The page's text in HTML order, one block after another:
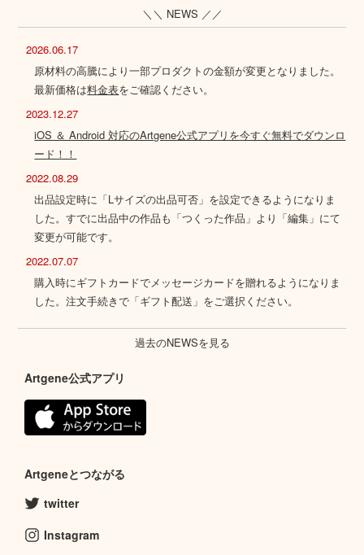
＼＼ NEWS ／／
2026.06.17
原材料の高騰により一部プロダクトの金額が変更となりました。
最新価格は料金表をご確認ください。
2023.12.27
iOS ＆ Android 対応のArtgene公式アプリを今すぐ無料でダウンロ
ード！！
2022.08.29
出品設定時に「Lサイズの出品可否」を設定できるようになりま
した。すでに出品中の作品も「つくった作品」より「編集」にて
変更が可能です。
2022.07.07
購入時にギフトカードでメッセージカードを贈れるようになりま
した。注文手続きで「ギフト配送」をご選択ください。
過去のNEWSを見る
Artgene公式アプリ
Artgeneとつながる
twitter
Instagram